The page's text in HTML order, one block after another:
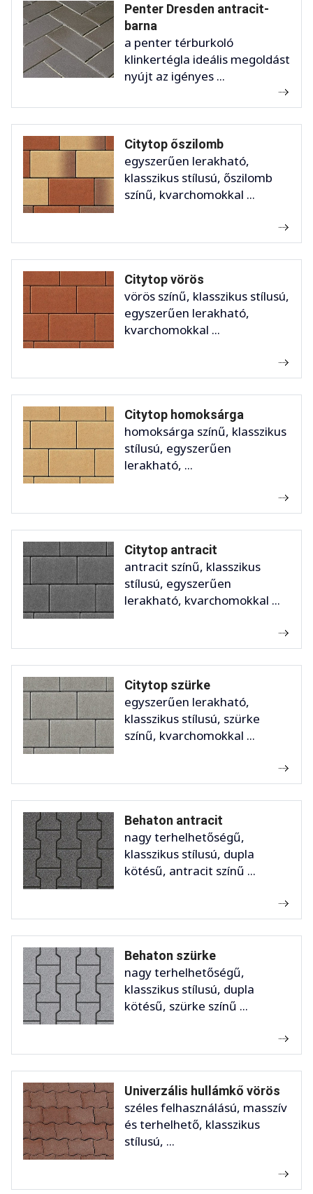
Penter Dresden antracit-
barna
a penter térburkoló
klinkertégla ideális megoldást
nyújt az igényes ...
Citytop őszilomb
egyszerűen lerakható,
klasszikus stílusú, őszilomb
színű, kvarchomokkal ...
Citytop vörös
vörös színű, klasszikus stílusú,
egyszerűen lerakható,
kvarchomokkal ...
Citytop homoksárga
homoksárga színű, klasszikus
stílusú, egyszerűen
lerakható, ...
Citytop antracit
antracit színű, klasszikus
stílusú, egyszerűen
lerakható, kvarchomokkal ...
Citytop szürke
egyszerűen lerakható,
klasszikus stílusú, szürke
színű, kvarchomokkal ...
Behaton antracit
nagy terhelhetőségű,
klasszikus stílusú, dupla
kötésű, antracit színű ...
Behaton szürke
nagy terhelhetőségű,
klasszikus stílusú, dupla
kötésű, szürke színű ...
Univerzális hullámkő vörös
széles felhasználású, masszív
és terhelhető, klasszikus
stílusú, ...